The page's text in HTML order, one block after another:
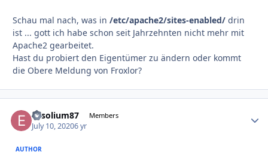
Schau mal nach, was in /etc/apache2/sites-enabled/ drin
ist ... gott ich habe schon seit Jahrzehnten nicht mehr mit
Apache2 gearbeitet.
Hast du probiert den Eigentümer zu ändern oder kommt
die Obere Meldung von Froxlor?
Exsolium87 Members
July 10, 20206 yr
AUTHOR